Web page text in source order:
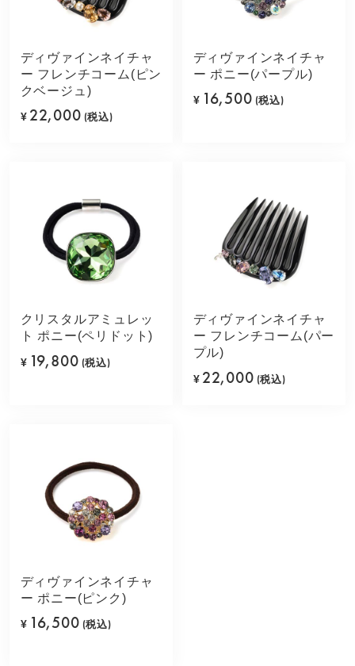
ディヴァインネイチャ
ー フレンチコーム(ピン
クベージュ)
¥ 22,000 (税込)
ディヴァインネイチャ
ー ポニー(パープル)
¥ 16,500 (税込)
クリスタルアミュレッ
ト ポニー(ペリドット)
¥ 19,800 (税込)
ディヴァインネイチャ
ー フレンチコーム(パー
プル)
¥ 22,000 (税込)
ディヴァインネイチャ
ー ポニー(ピンク)
¥ 16,500 (税込)